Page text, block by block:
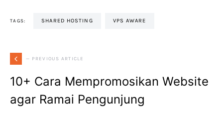
TAGS: SHARED HOSTING VPS AWARE
— PREVIOUS ARTICLE
10+ Cara Mempromosikan Website
agar Ramai Pengunjung